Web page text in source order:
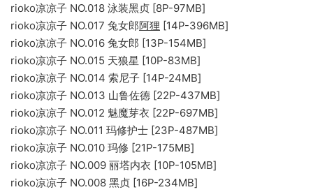
rioko凉凉子 NO.018 泳装黑贞 [8P-97MB]
rioko凉凉子 NO.017 兔女郎阿狸 [14P-396MB]
rioko凉凉子 NO.016 兔女郎 [13P-154MB]
rioko凉凉子 NO.015 天狼星 [10P-83MB]
rioko凉凉子 NO.014 索尼子 [14P-24MB]
rioko凉凉子 NO.013 山鲁佐德 [22P-437MB]
rioko凉凉子 NO.012 魅魔芽衣 [22P-697MB]
rioko凉凉子 NO.011 玛修护士 [23P-487MB]
rioko凉凉子 NO.010 玛修 [21P-175MB]
rioko凉凉子 NO.009 丽塔内衣 [10P-105MB]
rioko凉凉子 NO.008 黑贞 [16P-234MB]